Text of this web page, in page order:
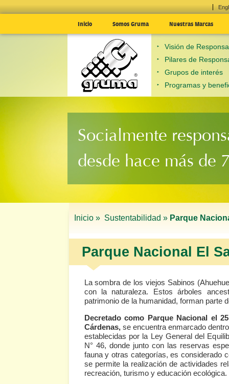
Inicio Somos Gruma Nuestras Marcas
Visión de
Pilares de
Grupos de interés
Programas y
Socialmente
desde hace más de
Inicio » Sustentabilidad » Parque
Parque Nacional El
La sombra de los viejos Sabinos
con la naturaleza. Estos árboles
patrimonio de la humanidad, forman parte
Decretado como Parque Nacional el
Cárdenas,se encuentra enmarcado
establecidas por la Ley General del
N° 46, donde junto con las reservas
fauna y otras categorías, es considerado
se permite la realización de actividades
recreación, turismo y educación ecológica.